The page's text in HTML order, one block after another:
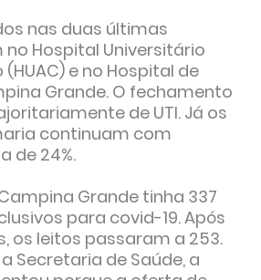
nas duas últimas
Hospital Universitário
e no Hospital de
Grande. O fechamento
de UTI. Já os
continuam com
de 24%.
Grande tinha 337
para covid-19. Após
os leitos passaram a 253.
Secretaria de Saúde, a